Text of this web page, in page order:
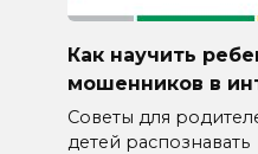
Как научить
мошенников в
Советы для
детей распознавать